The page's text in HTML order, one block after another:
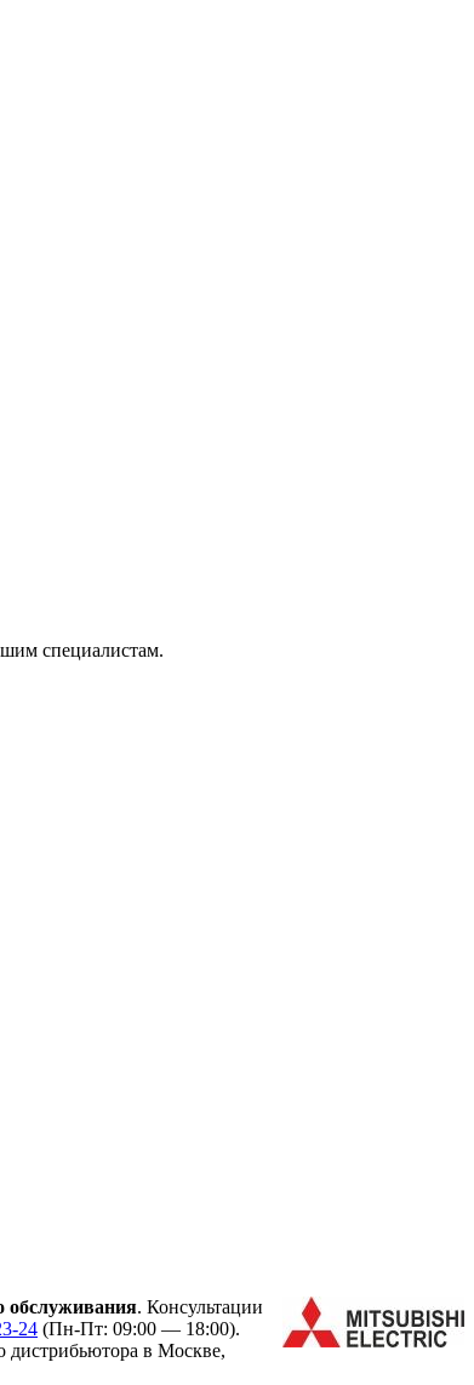
специалистам.
обслуживания. Консультации
24 (Пн-Пт: 09:00 — 18:00).
дистрибьютора в Москве,